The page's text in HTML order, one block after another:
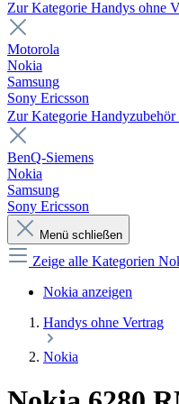
Zur Kategorie Handys ohne
Motorola
Nokia
Samsung
Sony Ericsson
Zur Kategorie Handyzubehör
BenQ-Siemens
Nokia
Samsung
Sony Ericsson
Menü schließen
Zeige alle Kategorien
Nokia anzeigen
Handys ohne Vertrag
Nokia